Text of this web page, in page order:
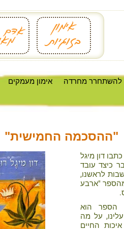
להשתחרר מחרדה אימון מעמקים
"ההסכמה החמישית"
דון מיגל
כיצד עובד
לראשנו,
"ארבע
הספר הוא
על מה
החיים